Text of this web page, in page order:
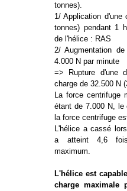
tonnes).
1/ Application d'une
tonnes) pendant 1
de l'hélice : RAS
2/ Augmentation
4.000 N par minute
=> Rupture d'une
charge de 32.500 N
La force centrifuge
étant de 7.000 N,
la force centrifuge
L'hélice a cassé
a atteint 4,6
maximum.
L'hélice est
charge maximale